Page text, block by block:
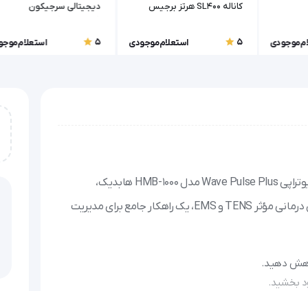
موجودی
کاناله SL400 هرتز برجیس
5
استعلام موجودی
دیجیتالی سرجیکون
5
استعلام
دیگر نیازی نیست دردهای عضلانی و مفصلی، زندگی روزمره شما را مختل کند. با دستگاه فیزیوتراپی Wave Pulse Plus مدل HMB-1000 هابدیک،
می‌توانید در خانه و به راحتی، تسکین فوری درد را تجربه کنید. این دستگاه با ترکیب دو روش درمانی مؤثر TENS و EMS، یک راهکار جامع برای مدیریت
بخشید.